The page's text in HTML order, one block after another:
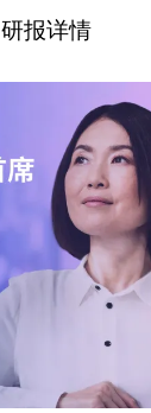
研报详情